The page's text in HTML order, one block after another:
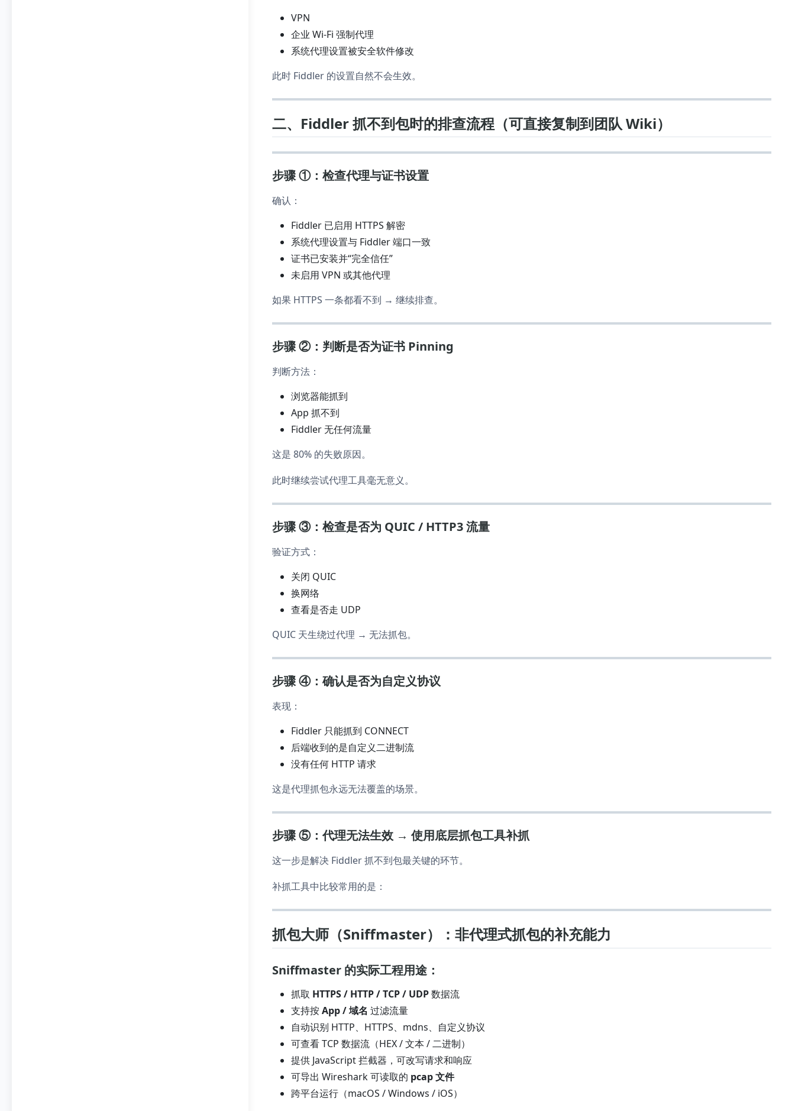
VPN
企业 Wi-Fi 强制代理
系统代理设置被安全软件修改
此时 Fiddler 的设置自然不会生效。
二、Fiddler 抓不到包时的排查流程（可直接复制到团队 Wiki）
步骤 ①：检查代理与证书设置
确认：
Fiddler 已启用 HTTPS 解密
系统代理设置与 Fiddler 端口一致
证书已安装并“完全信任”
未启用 VPN 或其他代理
如果 HTTPS 一条都看不到 → 继续排查。
步骤 ②：判断是否为证书 Pinning
判断方法：
浏览器能抓到
App 抓不到
Fiddler 无任何流量
这是 80% 的失败原因。
此时继续尝试代理工具毫无意义。
步骤 ③：检查是否为 QUIC / HTTP3 流量
验证方式：
关闭 QUIC
换网络
查看是否走 UDP
QUIC 天生绕过代理 → 无法抓包。
步骤 ④：确认是否为自定义协议
表现：
Fiddler 只能抓到 CONNECT
后端收到的是自定义二进制流
没有任何 HTTP 请求
这是代理抓包永远无法覆盖的场景。
步骤 ⑤：代理无法生效 → 使用底层抓包工具补抓
这一步是解决 Fiddler 抓不到包最关键的环节。
补抓工具中比较常用的是：
抓包大师（Sniffmaster）：非代理式抓包的补充能力
Sniffmaster 的实际工程用途：
抓取 HTTPS / HTTP / TCP / UDP数据流
支持按App / 域名 过滤流量
自动识别 HTTP、HTTPS、mdns、自定义协议
可查看 TCP 数据流（HEX / 文本 / 二进制）
提供 JavaScript 拦截器，可改写请求和响应
可导出 Wireshark 可读取的 pcap 文件
跨平台运行（macOS / Windows / iOS）